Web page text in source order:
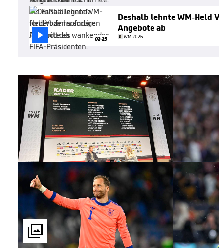
 02:25
Deshalb lehnte WM-Held
Angebote ab
WM 2026
